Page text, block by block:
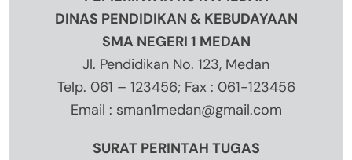
DINAS PENDIDIKAN & KEBUDAYAAN
SMA NEGERI 1 MEDAN
Jl. Pendidikan No. 123, Medan
Telp. 061 – 123456; Fax : 061-123456
Email : sman1medan@gmail.com
SURAT PERINTAH TUGAS